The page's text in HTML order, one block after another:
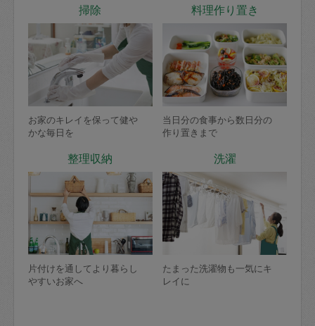
掃除
お家のキレイを保って健や
かな毎日を
料理作り置き
当日分の食事から数日分の
作り置きまで
整理収納
片付けを通してより暮らし
やすいお家へ
洗濯
たまった洗濯物も一気にキ
レイに